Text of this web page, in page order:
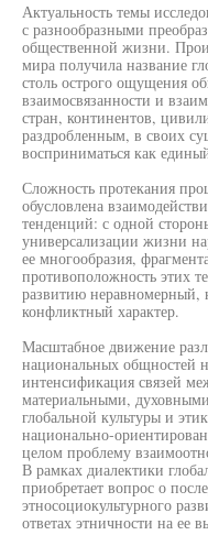
Актуальность темы
с разнообразными
общественной жизни.
мира получила название
столь острого ощущения
взаимосвязанности и
стран, континентов,
раздробленным, в своих
восприниматься как
Сложность протекания
обусловлена
тенденций: с одной
универсализации жизни
ее многообразия,
противоположность этих
развитию
конфликтный характер.
Масштабное движение
национальных общностей
интенсификация связей
материальными,
глобальной культуры и
национально-
целом проблему
В рамках диалектики
приобретает вопрос о
этносоциокультурного
ответах этничности на ее